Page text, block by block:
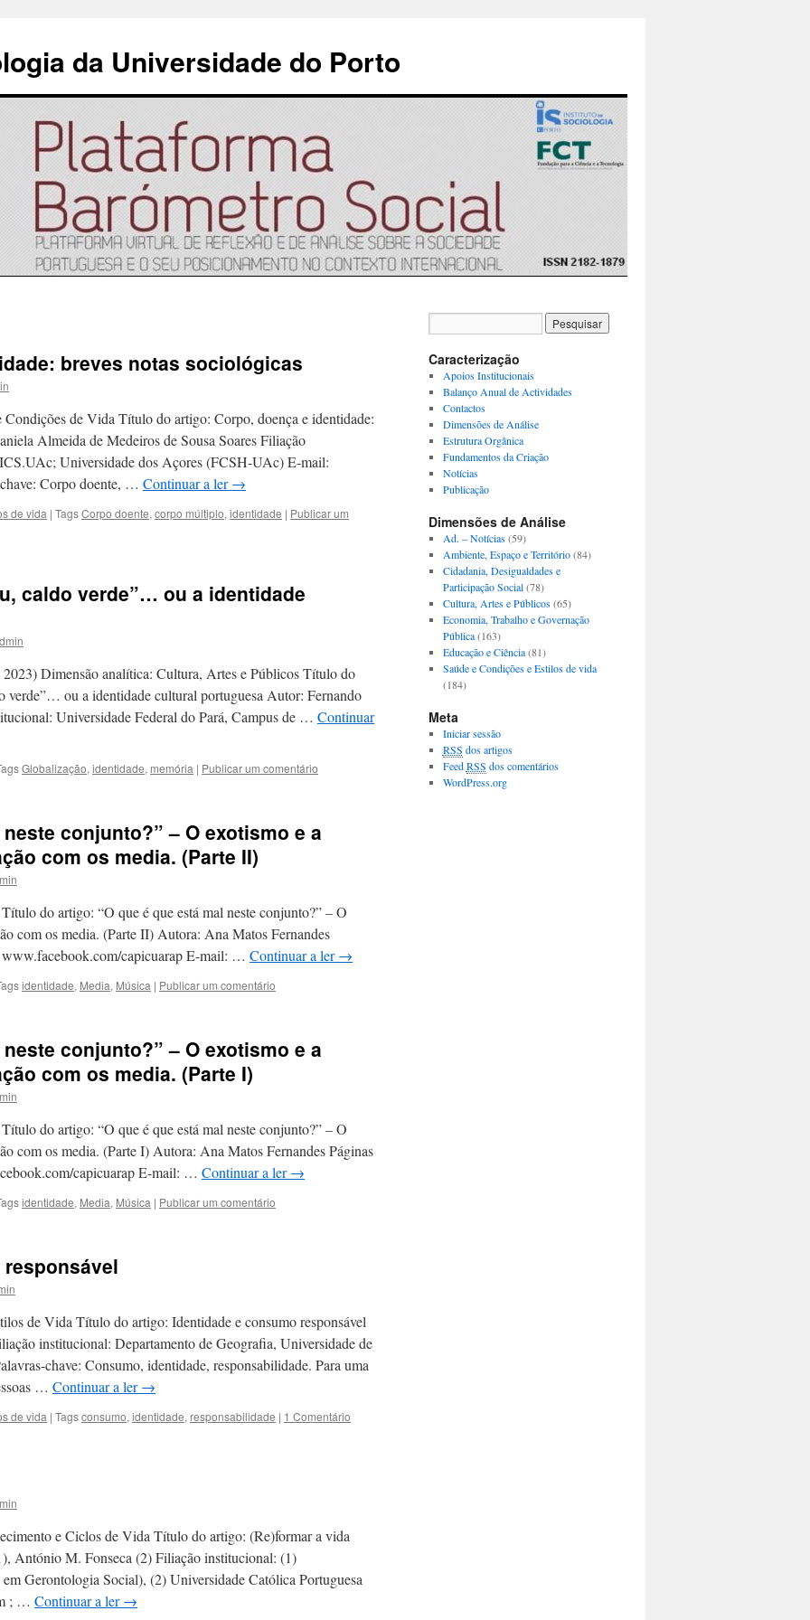
da Universidade do Porto
breves notas sociológicas
de Vida Título do artigo: Corpo, doença e identidade:
Almeida de Medeiros de Sousa Soares Filiação
Universidade dos Açores (FCSH-UAc) E-mail:
Corpo doente, … Continuar a ler→
de vida | TagsCorpo doente, corpo múltiplo, identidade | Publicar um
caldo verde”… ou a identidade
2023) Dimensão analítica: Cultura, Artes e Públicos Título do
verde”… ou a identidade cultural portuguesa Autor: Fernando
Universidade Federal do Pará, Campus de … Continuar
Globalização, identidade, memória | Publicar um comentário
conjunto?” – O exotismo e a
com os media. (Parte II)
do artigo: “O que é que está mal neste conjunto?” – O
com os media. (Parte II) Autora: Ana Matos Fernandes
capicuarap E-mail: … Continuar a ler→
identidade, Media, Música | Publicar um comentário
conjunto?” – O exotismo e a
com os media. (Parte I)
do artigo: “O que é que está mal neste conjunto?” – O
com os media. (Parte I) Autora: Ana Matos Fernandes Páginas
capicuarap E-mail: … Continuar a ler→
identidade, Media, Música | Publicar um comentário
de Vida Título do artigo: Identidade e consumo responsável
institucional: Departamento de Geografia, Universidade de
chave: Consumo, identidade, responsabilidade. Para uma
… Continuar a ler→
de vida | Tagsconsumo, identidade, responsabilidade | 1 Comentário
e Ciclos de Vida Título do artigo: (Re)formar a vida
António M. Fonseca (2) Filiação institucional: (1)
Gerontologia Social), (2) Universidade Católica Portuguesa
; … Continuar a ler→
Caracterização
Apoios Institucionais
Balanço Anual de Actividades
Contactos
Dimensões de Análise
Estrutura Orgânica
Fundamentos da Criação
Notícias
Publicação
Dimensões de Análise
Ad. – Notícias(59)
Ambiente, Espaço e Território(84)
Cidadania, Desigualdades e
Participação Social(78)
Cultura, Artes e Públicos(65)
Economia, Trabalho e Governação
Pública(163)
Educação e Ciência(81)
Saúde e Condições e Estilos de vida
(184)
Meta
Iniciar sessão
RSS dos artigos
FeedRSS dos comentários
WordPress.org